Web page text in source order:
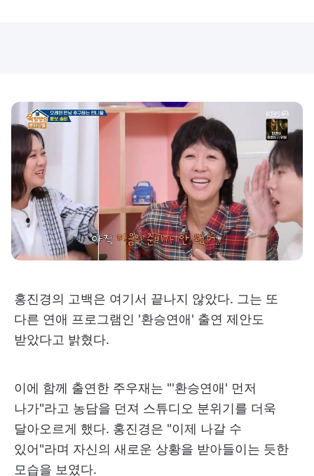
홍진경의 고백은 여기서 끝나지 않았다. 그는 또
다른 연애 프로그램인 '환승연애' 출연 제안도
받았다고 밝혔다.
이에 함께 출연한 주우재는 "'환승연애' 먼저
나가"라고 농담을 던져 스튜디오 분위기를 더욱
달아오르게 했다. 홍진경은 "이제 나갈 수
있어"라며 자신의 새로운 상황을 받아들이는 듯한
모습을 보였다.